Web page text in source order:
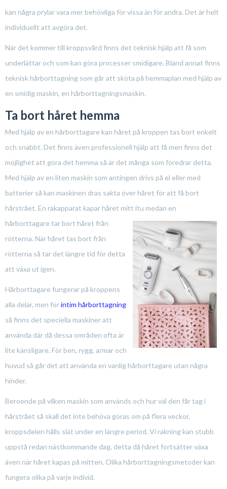
kan några prylar vara mer behövliga för vissa än för andra. Det är helt
individuellt att avgöra det.
När det kommer till kroppsvård finns det teknisk hjälp att få som
underlättar och som kan göra processer smidigare. Bland annat finns
teknisk hårborttagning som går att sköta på hemmaplan med hjälp av
en smidig maskin, en hårborttagningsmaskin.
Ta bort håret hemma
Med hjälp av en hårborttagare kan håret på kroppen tas bort enkelt
och snabbt. Det finns även professionell hjälp att få men finns det
möjlighet att göra det hemma så är det många som föredrar detta.
Med hjälp av en liten maskin som antingen drivs på el eller med
batterier så kan maskinen dras sakta över håret för att få bort
hårstrået. En rakapparat kapar håret mitt itu medan en
hårborttagare tar bort håret från
rötterna. När håret tas bort från
rötterna så tar det längre tid för detta
att växa ut igen.
Hårborttagare fungerar på kroppens
alla delar, men förintim hårborttagning
så finns det speciella maskiner att
använda där då dessa områden ofta är
lite känsligare. För ben, rygg, armar och
huvud så går det att använda en vanlig hårborttagare utan några
hinder.
Beroende på vilken maskin som används och hur väl den får tag i
hårstrået så skall det inte behöva göras om på flera veckor,
kroppsdelen hålls slät under en längre period. Vi rakning kan stubb
uppstå redan nästkommande dag, detta då håret fortsätter växa
även när håret kapas på mitten. Olika hårborttagningsmetoder kan
fungera olika på varje individ.